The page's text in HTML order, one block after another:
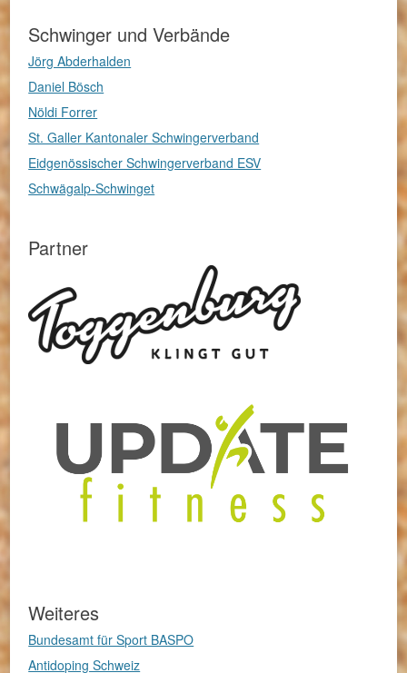
Schwinger und Verbände
Jörg Abderhalden
Daniel Bösch
Nöldi Forrer
St. Galler Kantonaler Schwingerverband
Eidgenössischer Schwingerverband ESV
Schwägalp-Schwinget
Partner
Weiteres
Bundesamt für Sport BASPO
Antidoping Schweiz